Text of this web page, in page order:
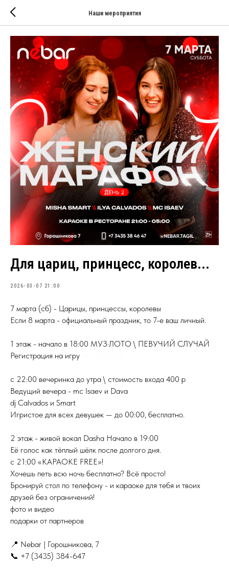
Наши мероприятия
Для цариц, принцесс, королев...
2026-03-07 21:00
7 марта (сб) - Царицы, принцессы, королевы
Если 8 марта - официальный праздник, то 7-е ваш личный.
1 этаж - начало в 18:00 МУЗ·ЛОТО \ ПЕВУЧИЙ СЛУЧАЙ
Регистрация на игру
с 22:00 вечеринка до утра \ стоимость входа 400 р
Ведущий вечера - mc Isaev и Dava
dj Calvados и Smart
Игристое для всех девушек — до 00:00, бесплатно.
2 этаж - живой вокал Dasha Начало в 19:00
Её голос как тёплый шёлк после долгого дня.
c 21:00 «КАРАОКЕ FREE»!
Хочешь петь всю ночь бесплатно? Всё просто!
Бронируй стол по телефону - и караоке для тебя и твоих
друзей без ограничений!
фото и видео
подарки от партнеров
📍 Nebar | Горошникова, 7
📞 +7 (3435) 384-647